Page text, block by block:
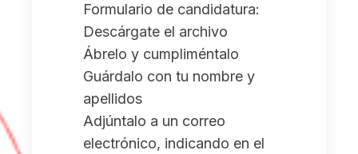
Formulario de candidatura:
Descárgate el archivo
Ábrelo y cumpliméntalo
Guárdalo con tu nombre y
apellidos
Adjúntalo a un correo
electrónico, indicando en el